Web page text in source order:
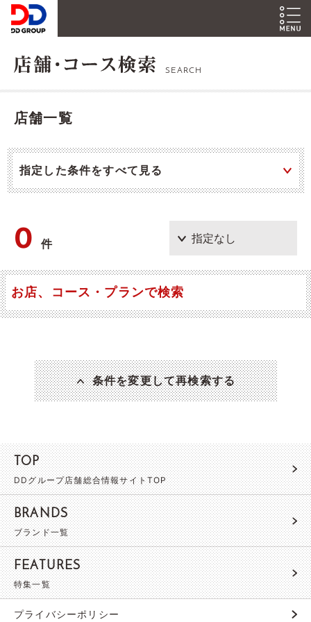
SEARCH
店舗一覧
指定した条件をすべて見る
0件
お店、コース・プランで検索
条件を変更して再検索する
TOP
DDグループ店舗総合情報サイトTOP
BRANDS
ブランド一覧
FEATURES
特集一覧
プライバシーポリシー